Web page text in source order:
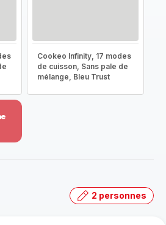
Cookeo Infinity, 17 modes
de cuisson, Sans pale de
mélange, Bleu Trust
2 personnes